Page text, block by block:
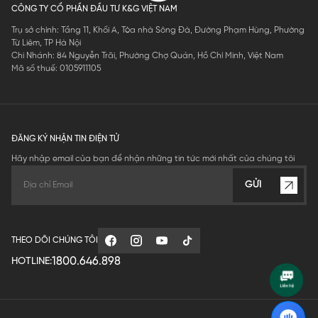
CÔNG TY CỔ PHẦN ĐẦU TƯ K&G VIỆT NAM
Trụ sở chính: Tầng 11, Khối A, Tòa nhà Sông Đà, Đường Phạm Hùng, Phường
Từ Liêm, TP Hà Nội
Chi Nhánh: 84 Nguyễn Trãi, Phường Chợ Quán, Hồ Chí Minh, Việt Nam
Mã số thuế: 0105911105
ĐĂNG KÝ NHẬN TIN ĐIỆN TỬ
Hãy nhập email của bạn để nhận những tin tức mới nhất của chúng tôi
GỬI
THEO DÕI CHÚNG TÔI
HOTLINE:1800.646.898